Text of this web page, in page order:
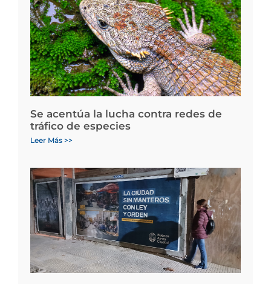
Se acentúa la lucha contra redes de
tráfico de especies
Leer Más >>